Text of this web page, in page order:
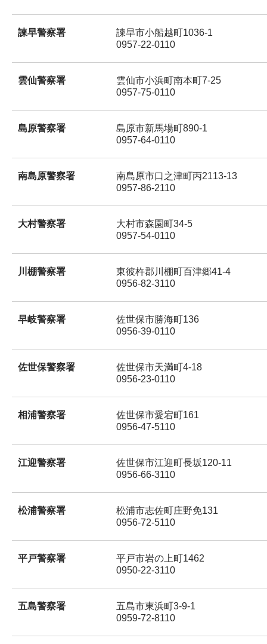
諫早警察署
諫早市小船越町1036-1
0957-22-0110
雲仙警察署
雲仙市小浜町南本町7-25
0957-75-0110
島原警察署
島原市新馬場町890-1
0957-64-0110
南島原警察署
南島原市口之津町丙2113-13
0957-86-2110
大村警察署
大村市森園町34-5
0957-54-0110
川棚警察署
東彼杵郡川棚町百津郷41-4
0956-82-3110
早岐警察署
佐世保市勝海町136
0956-39-0110
佐世保警察署
佐世保市天満町4-18
0956-23-0110
相浦警察署
佐世保市愛宕町161
0956-47-5110
江迎警察署
佐世保市江迎町長坂120-11
0956-66-3110
松浦警察署
松浦市志佐町庄野免131
0956-72-5110
平戸警察署
平戸市岩の上町1462
0950-22-3110
五島警察署
五島市東浜町3-9-1
0959-72-8110